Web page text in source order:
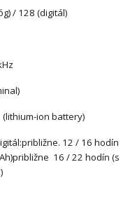
/ 128 (digitál)
(lithium-ion battery)
12 / 16 hodín
16 / 22 hodín (s